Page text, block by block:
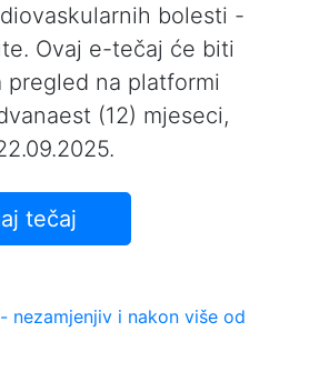
bolesti -
Ovaj e-tečaj će biti
pregled na platformi
(12) mjeseci,
tečaj